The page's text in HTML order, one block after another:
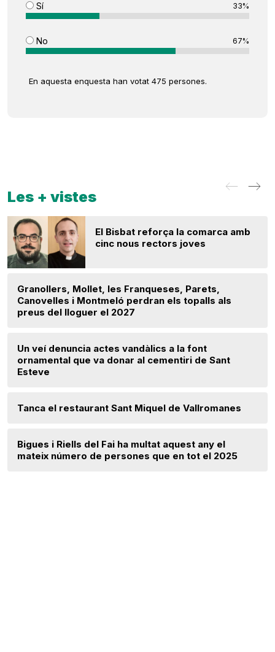
Sí 33%
No 67%
En aquesta enquesta han votat 475 persones.
Les + vistes
El Bisbat reforça la comarca amb
cinc nous rectors joves
Granollers, Mollet, les Franqueses, Parets,
Canovelles i Montmeló perdran els topalls als
preus del lloguer el 2027
Un veí denuncia actes vandàlics a la font
ornamental que va donar al cementiri de Sant
Esteve
Tanca el restaurant Sant Miquel de Vallromanes
Bigues i Riells del Fai ha multat aquest any el
mateix número de persones que en tot el 2025